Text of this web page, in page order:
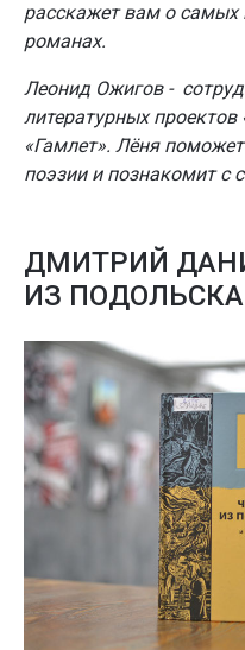
расскажет вам о самых
романах.
Леонид Ожигов -
литературных проектов
«Гамлет». Лёня
поэзии и познакомит с
ДМИТРИЙ
ИЗ